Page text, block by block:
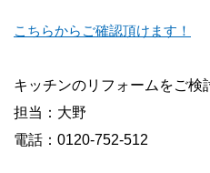
こちらからご確認頂けます！
キッチンのリフォームをご検
担当：大野
電話：0120-752-512